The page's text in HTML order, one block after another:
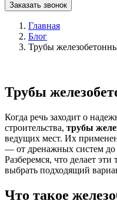
Заказать звонок
Главная
Блог
Трубы
Трубы
Когда речь заходит о
строительства, трубы
ведущих мест. Их
— от дренажных систем
Разберемся, что делает
выбрать подходящий
Что такое